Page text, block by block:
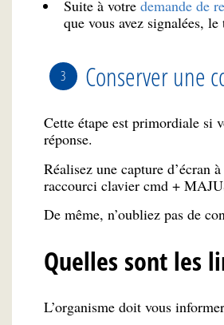
Suite à votre demande de
que vous avez signalées,
Conserver une
Cette étape est primordiale si
réponse.
Réalisez une capture d’écran
raccourci clavier cmd +
De même, n’oubliez pas de
Quelles sont les
L’organisme doit vous